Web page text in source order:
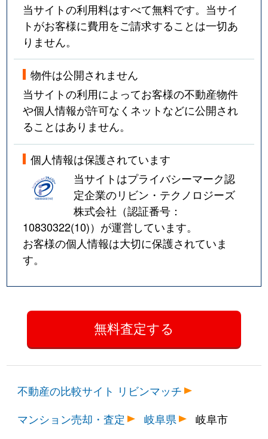
当サイトの利用料はすべて無料です。当サイ
トがお客様に費用をご請求することは一切あ
りません。
物件は公開されません
当サイトの利用によってお客様の不動産物件
や個人情報が許可なくネットなどに公開され
ることはありません。
個人情報は保護されています
当サイトはプライバシーマーク認
定企業のリビン・テクノロジーズ
株式会社（認証番号：
10830322(10)）が運営しています。
お客様の個人情報は大切に保護されていま
す。
不動産の比較サイト リビンマッチ
マンション売却・査定
岐阜県 岐阜市